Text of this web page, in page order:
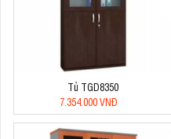
Tủ TGD8350
7.354.000 VNĐ